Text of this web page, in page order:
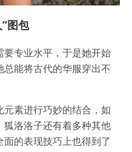
图包
专业水平，于是她开始
能将古代的华服穿出不
素进行巧妙的结合，如
洛洛子还有着多种其他
的表现技巧上也得到了